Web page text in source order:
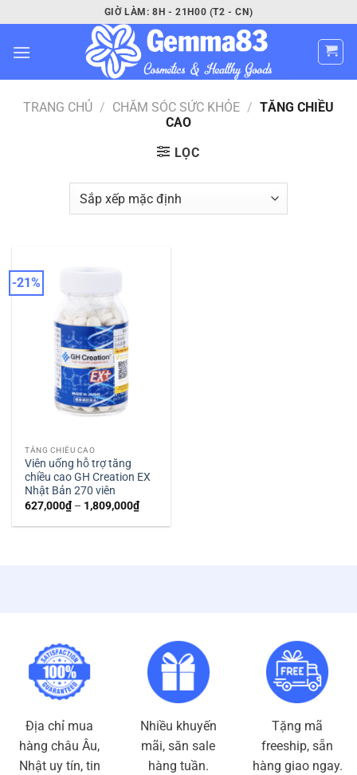
qua
nội
GIỜ LÀM: 8H - 21H00 (T2 - CN)
TRANG CHỦ / CHĂM SÓC SỨC KHỎE / TĂNG CHIỀU
CAO
LỌC
-21%
TĂNG CHIỀU CAO
Viên uống hỗ trợ tăng
chiều cao GH Creation EX
Nhật Bản 270 viên
627,000₫ – 1,809,000₫Khoảng
giá:
từ
Địa chỉ mua
hàng châu Âu,
Nhật uy tín, tin
Nhiều khuyến
mãi, săn sale
hàng tuần.
Tặng mã
freeship, sẵn
hàng giao ngay.